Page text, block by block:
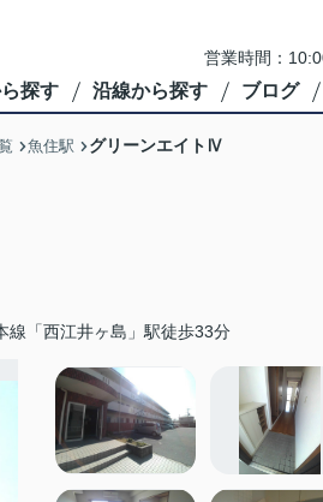
営業時間：
探す 沿線から探す ブログ
魚住駅 グリーンエイトⅣ
線「西江井ヶ島」駅徒歩33分